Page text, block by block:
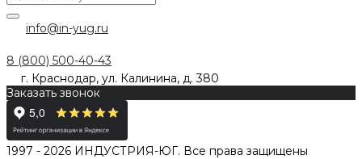
info@in-yug.ru
8 (800) 500-40-43
г. Краснодар, ул. Калинина, д. 380
Заказать звонок
1997 - 2026 ИНДУСТРИЯ-ЮГ. Все права защищены